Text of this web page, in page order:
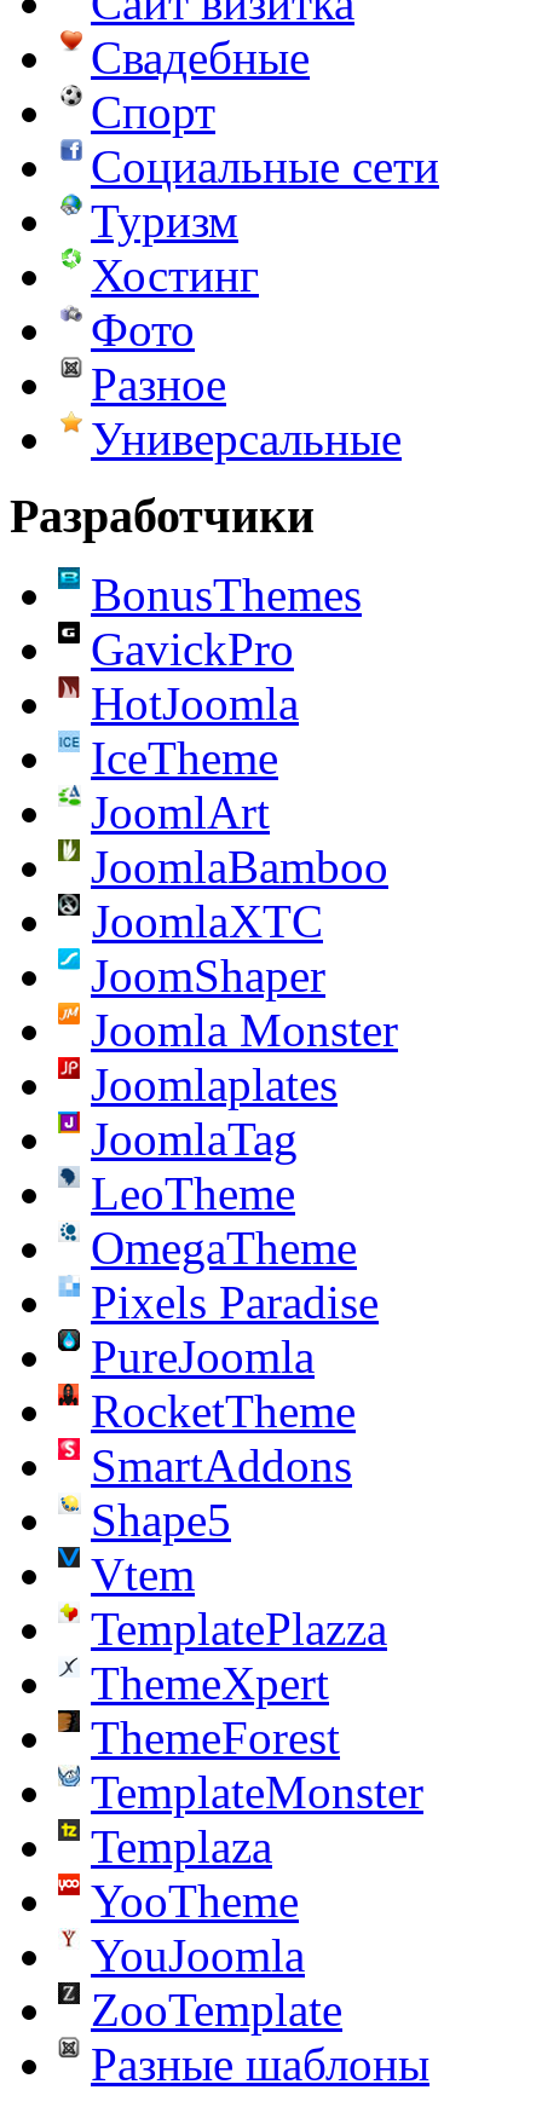
Свадебные
Спорт
Социальные сети
Туризм
Хостинг
Фото
Разное
Универсальные
Разработчики
BonusThemes
GavickPro
HotJoomla
IceTheme
JoomlArt
JoomlaBamboo
JoomlaXTC
JoomShaper
Joomla Monster
Joomlaplates
JoomlaTag
LeoTheme
OmegaTheme
Pixels Paradise
PureJoomla
RocketTheme
SmartAddons
Shape5
Vtem
TemplatePlazza
ThemeXpert
ThemeForest
TemplateMonster
Templaza
YooTheme
YouJoomla
ZooTemplate
Разные шаблоны